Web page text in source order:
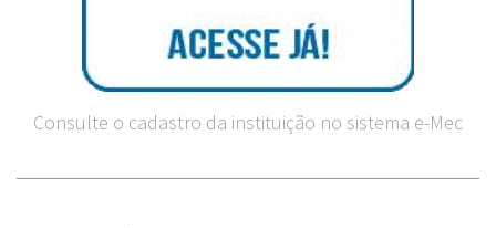
Consulte o cadastro da instituição no sistema e-Mec